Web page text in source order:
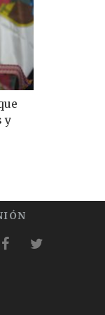
y